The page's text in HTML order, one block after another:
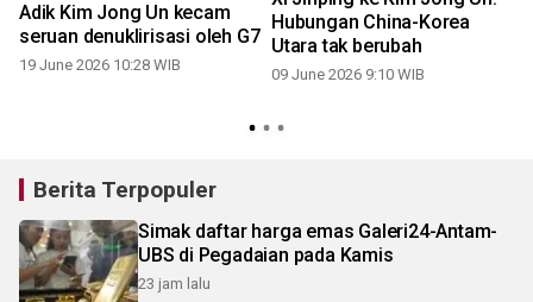
Adik Kim Jong Un kecam
seruan denuklirisasi oleh G7
19 June 2026 10:28 WIB
Hubungan China-Korea
Utara tak berubah
09 June 2026 9:10 WIB
Berita Terpopuler
Simak daftar harga emas Galeri24-Antam-
UBS di Pegadaian pada Kamis
23 jam lalu